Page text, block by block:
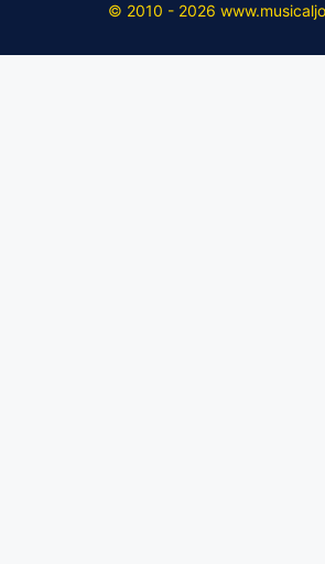
© 2010 - 2026